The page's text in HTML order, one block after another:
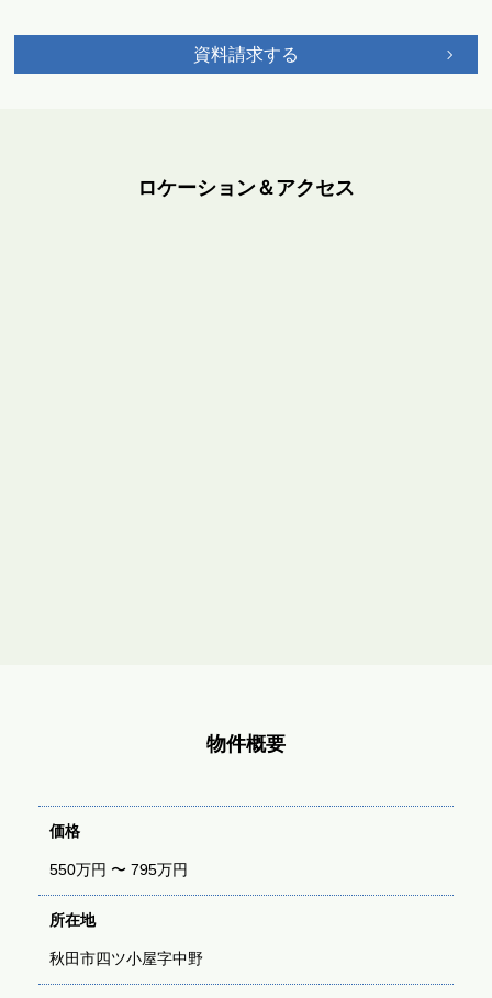
資料請求する
ロケーション＆アクセス
物件概要
価格
550万円 〜 795万円
所在地
秋田市四ツ小屋字中野